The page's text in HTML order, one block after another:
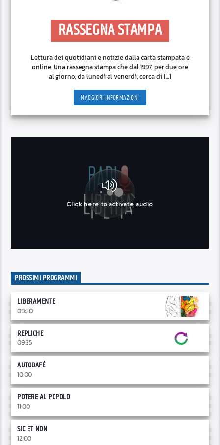
RASSEGNA STAMPA
Lettura dei quotidiani e notizie dalla carta stampata e
online. Una rassegna stampa che dal 1997, per due ore
al giorno, da lunedì al venerdì, cerca di [...]
MAGGIORI INFORMAZIONI
PROSSIMI PROGRAMMI
LIBERAMENTE
09:30
REPLICHE
09:35
AUTODAFÉ
10:00
POTERE AL POPOLO
11:00
SIC ET NON
12:00